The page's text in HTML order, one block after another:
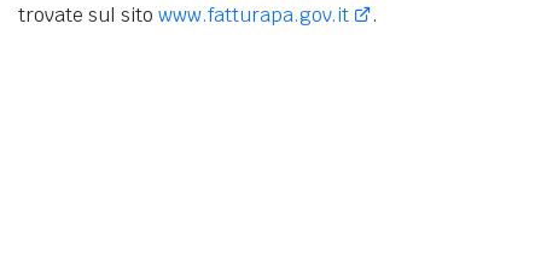
trovate sul sito www.fatturapa.gov.it .